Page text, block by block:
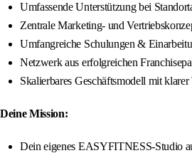
Umfassende Unterstützung bei
Zentrale Marketing- und
Umfangreiche Schulungen &
Netzwerk aus erfolgreichen
Skalierbares Geschäftsmodell mit klarer
Deine Mission:
Dein eigenes EASYFITNESS-Studio